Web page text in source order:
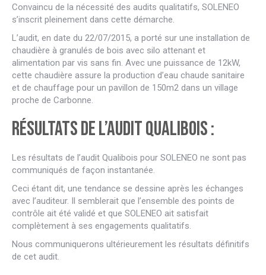
Convaincu de la nécessité des audits qualitatifs, SOLENEO
s’inscrit pleinement dans cette démarche.
L’audit, en date du 22/07/2015, a porté sur une installation de
chaudière à granulés de bois avec silo attenant et
alimentation par vis sans fin. Avec une puissance de 12kW,
cette chaudière assure la production d’eau chaude sanitaire
et de chauffage pour un pavillon de 150m2 dans un village
proche de Carbonne.
Résultats de l’audit Qualibois :
Les résultats de l’audit Qualibois pour SOLENEO ne sont pas
communiqués de façon instantanée.
Ceci étant dit, une tendance se dessine après les échanges
avec l’auditeur. Il semblerait que l’ensemble des points de
contrôle ait été validé et que SOLENEO ait satisfait
complètement à ses engagements qualitatifs.
Nous communiquerons ultérieurement les résultats définitifs
de cet audit.